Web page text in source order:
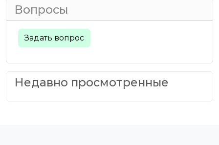
Вопросы
Задать вопрос
Недавно просмотренные